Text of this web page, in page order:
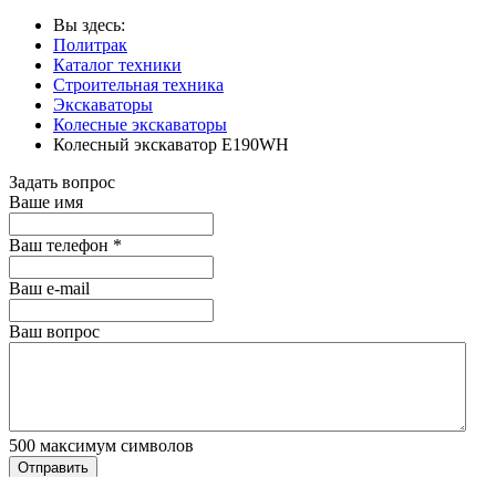
Вы здесь:
Политрак
Каталог техники
Строительная техника
Экскаваторы
Колесные экскаваторы
Колесный экскаватор E190WH
Задать вопрос
Ваше имя
Ваш телефон *
Ваш е-mail
Ваш вопрос
500 максимум символов
Отправить